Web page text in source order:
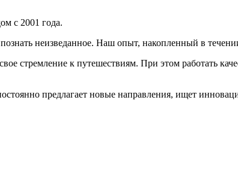
с 2001 года.
неизведанное. Наш опыт, накопленный в
стремление к путешествиям. При этом работать
предлагает новые направления, ищет